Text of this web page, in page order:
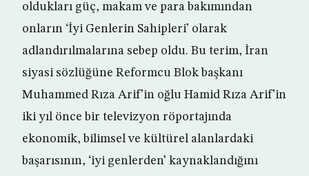
oldukları güç, makam ve para bakımından
onların ‘İyi Genlerin Sahipleri’ olarak
adlandırılmalarına sebep oldu. Bu terim, İran
siyasi sözlüğüne Reformcu Blok başkanı
Muhammed Rıza Arif’in oğlu Hamid Rıza Arif’in
iki yıl önce bir televizyon röportajında
ekonomik, bilimsel ve kültürel alanlardaki
başarısının, ‘iyi genlerden’ kaynaklandığını